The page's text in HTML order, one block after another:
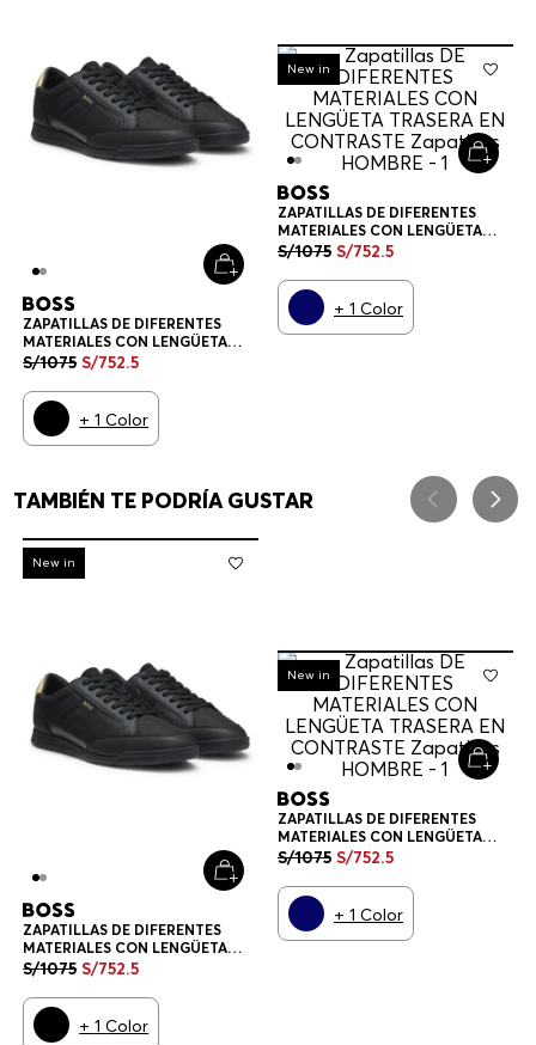
ZAPATILLAS DE DIFERENTES
MATERIALES CON LENGÜETA
TRASERA EN CONTRASTE
S/1075 S/752.5
+1 Color
-30%
New in
ZAPATILLAS DE DIFERENTES
MATERIALES CON LENGÜETA
TRASERA EN CONTRASTE
ZAPATILLAS HOMBRE
S/1075 S/752.5
+ 1 Color
TAMBIÉN TE PODRÍA GUSTAR
-30%
New in
ZAPATILLAS DE DIFERENTES
MATERIALES CON LENGÜETA
TRASERA EN CONTRASTE
S/1075 S/752.5
+1 Color
-30%
New in
ZAPATILLAS DE DIFERENTES
MATERIALES CON LENGÜETA
TRASERA EN CONTRASTE
S/1075 S/752.5
+ 1 Color